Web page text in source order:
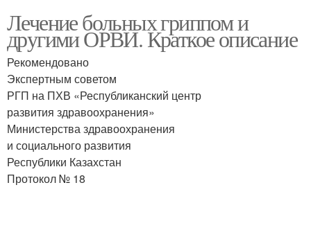
Лечение больных гриппом и
другими ОРВИ. Краткое описание
Рекомендовано
Экспертным советом
РГП на ПХВ «Республиканский центр
развития здравоохранения»
Министерства здравоохранения
и социального развития
Республики Казахстан
Протокол № 18